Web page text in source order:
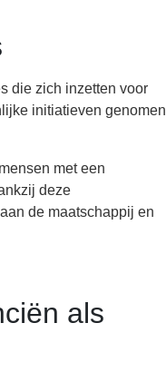
die zich inzetten voor
initiatieven genomen
met een
deze
de maatschappij en
als